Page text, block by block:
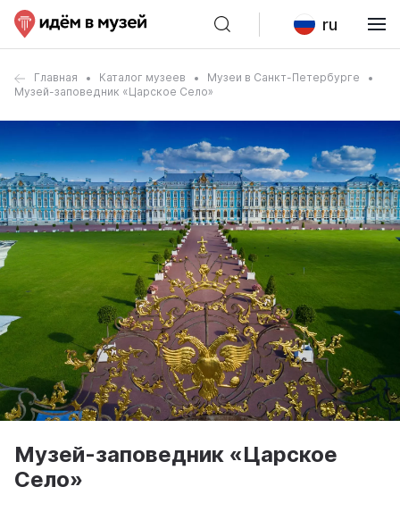
ru
Главная Каталог музеев
Музеи в Санкт-Петербурге
Музей-заповедник «Царское Село»
Музей-заповедник «Царское
Село»